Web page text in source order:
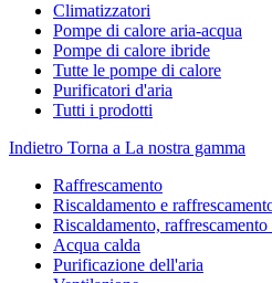
Climatizzatori
Pompe di calore aria-acqua
Pompe di calore ibride
Tutte le pompe di calore
Purificatori d'aria
Tutti i prodotti
Indietro Torna a La nostra gamma
Raffrescamento
Riscaldamento e
Riscaldamento, raffrescamento
Acqua calda
Purificazione dell'aria